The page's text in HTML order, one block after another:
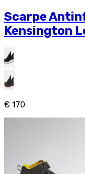
Scarpe
Kensington
€ 170